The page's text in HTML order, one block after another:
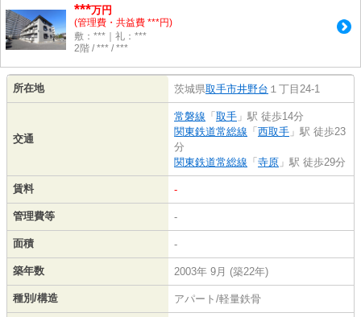
***万円
(管理費・共益費 ***円)
敷：***｜礼：***
2階 / *** / ***
所在地 茨城県取手市井野台 １丁目24-1
交通
常磐線 「 取手 」駅 徒歩14分
関東鉄道常総線 「 西取手 」駅 徒歩23
分
関東鉄道常総線 「 寺原 」駅 徒歩29分
賃料 -
管理費等 -
面積 -
築年数 2003年 9月 (築22年)
種別/構造 アパート/軽量鉄骨